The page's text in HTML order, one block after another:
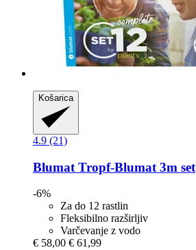
Košarica
4.9 (21)
Blumat Tropf-​Blumat 3m set
-6%
Za do 12 rastlin
Fleksibilno razširljiv
Varčevanje z vodo
€ 58,00 € 61,99